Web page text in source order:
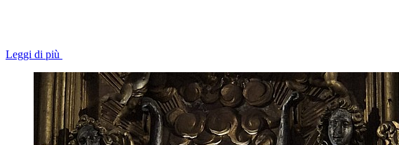
Leggi di più